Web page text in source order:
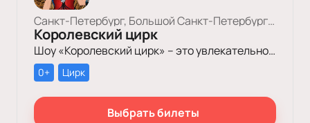
Санкт-Петербург, Большой Cанкт-Петербургский Государственный Цирк
Королевский цирк
Шоу «Королевский цирк» – это увлекательное путешествие в мир красоты, роскоши и грации, отваги и ловкости, изысканного стиля и невероятных человеческих возможностей.
0+ Цирк
Выбрать билеты